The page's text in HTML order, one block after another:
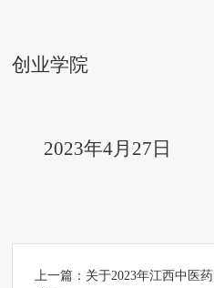
创业学院
2023年4月 27 日
上一篇： 关于2023年江西中医